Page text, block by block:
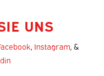
UNS
, Instagram, &